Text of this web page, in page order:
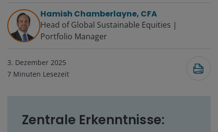
Hamish Chamberlayne, CFA
Head of Global Sustainable Equities |
Portfolio Manager
3. Dezember 2025
7 Minuten Lesezeit
Zentrale Erkenntnisse: